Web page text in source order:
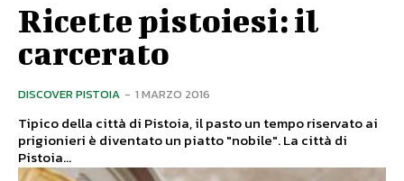
Ricette pistoiesi: il
carcerato
DISCOVER PISTOIA - 1 MARZO 2016
Tipico della città di Pistoia, il pasto un tempo riservato ai
prigionieri è diventato un piatto "nobile". La città di
Pistoia...